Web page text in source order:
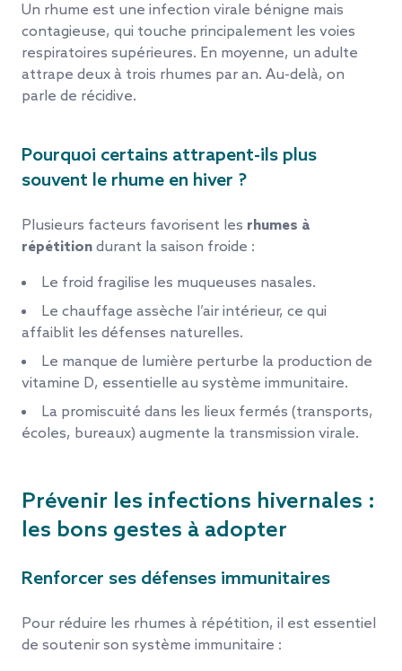
Un rhume est une infection virale bénigne mais
contagieuse, qui touche principalement les voies
respiratoires supérieures. En moyenne, un adulte
attrape deux à trois rhumes par an. Au-delà, on
parle de récidive.
Pourquoi certains attrapent-ils plus
souvent le rhume en hiver ?
Plusieurs facteurs favorisent les rhumes à
répétition durant la saison froide :
Le froid fragilise les muqueuses nasales.
Le chauffage assèche l’air intérieur, ce qui
affaiblit les défenses naturelles.
Le manque de lumière perturbe la production de
vitamine D, essentielle au système immunitaire.
La promiscuité dans les lieux fermés (transports,
écoles, bureaux) augmente la transmission virale.
Prévenir les infections hivernales :
les bons gestes à adopter
Renforcer ses défenses immunitaires
Pour réduire les rhumes à répétition, il est essentiel
de soutenir son système immunitaire :